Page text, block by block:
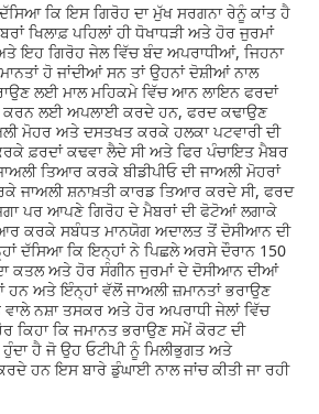
ਕਿ ਇਸ ਗਿਰੋਹ ਦਾ ਮੁੱਖ ਸਰਗਨਾ ਰੇਨੂੰ ਕਾਂਤ ਹੈ
ਖਿਲਾਫ਼ ਪਹਿਲਾਂ ਹੀ ਧੋਖਾਧੜੀ ਅਤੇ ਹੋਰ ਜੁਰਮਾਂ
ਇਹ ਗਿਰੋਹ ਜੇਲ ਵਿੱਚ ਬੰਦ ਅਪਰਾਧੀਆਂ, ਜਿਹਨਾ
ਹੋ ਜਾਂਦੀਆਂ ਸਨ ਤਾਂ ਉਹਨਾਂ ਦੋਸ਼ੀਆਂ ਨਾਲ
ਲਈ ਮਾਲ ਮਹਿਕਮੇ ਵਿੱਚ ਆਨ ਲਾਇਨ ਫਰਦਾਂ
ਕਰਨ ਲਈ ਅਪਲਾਈ ਕਰਦੇ ਹਨ, ਫਰਦ ਕਢਾਉਣ
ਮੋਹਰ ਅਤੇ ਦਸਤਖਤ ਕਰਕੇ ਹਲਕਾ ਪਟਵਾਰੀ ਦੀ
ਫ਼ਰਦਾਂ ਕਢਵਾ ਲੈਦੇ ਸੀ ਅਤੇ ਫਿਰ ਪੰਚਾਇਤ ਮੈਬਰ
ਤਿਆਰ ਕਰਕੇ ਬੀਡੀਪੀਓ ਦੀ ਜਾਅਲੀ ਮੋਹਰਾਂ
ਜਾਅਲੀ ਸ਼ਨਾਖ਼ਤੀ ਕਾਰਡ ਤਿਆਰ ਕਰਦੇ ਸੀ, ਫਰਦ
ਪਰ ਆਪਣੇ ਗਿਰੋਹ ਦੇ ਮੈਬਰਾਂ ਦੀ ਫੋਟੋਆਂ ਲਗਾਕੇ
ਕਰਕੇ ਸਬੰਧਤ ਮਾਨਯੋਗ ਅਦਾਲਤ ਤੋਂ ਦੋਸੀਆਨ ਦੀ
ਦੱਸਿਆ ਕਿ ਇਨ੍ਹਾਂ ਨੇ ਪਿਛਲੇ ਅਰਸੇ ਦੌਰਾਨ 150
ਕਤਲ ਅਤੇ ਹੋਰ ਸੰਗੀਨ ਜੁਰਮਾਂ ਦੇ ਦੋਸੀਆਨ ਦੀਆਂ
ਹਨ ਅਤੇ ਇੰਨ੍ਹਾਂ ਵੱਲੋਂ ਜਾਅਲੀ ਜ਼ਮਾਨਤਾਂ ਭਰਾਉਣ
ਨਸ਼ਾ ਤਸਕਰ ਅਤੇ ਹੋਰ ਅਪਰਾਧੀ ਜੇਲਾਂ ਵਿੱਚ
ਕਿਹਾ ਕਿ ਜਮਾਨਤ ਭਰਾਉਣ ਸਮੇਂ ਕੋਰਟ ਦੀ
ਹੁੰਦਾ ਹੈ ਜੋ ਉਹ ਓਟੀਪੀ ਨੂੰ ਮਿਲੀਭੁਗਤ ਅਤੇ
ਹਨ ਇਸ ਬਾਰੇ ਡੁੰਘਾਈ ਨਾਲ ਜਾਂਚ ਕੀਤੀ ਜਾ ਰਹੀ